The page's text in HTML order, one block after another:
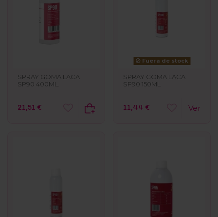
SPRAY GOMA LACA
SP90 400ML.
21,51 €
Fuera de stock
SPRAY GOMA LACA
SP90 150ML
11,44 € Ver